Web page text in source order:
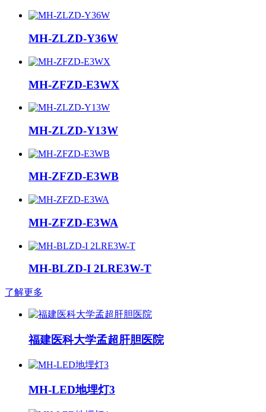
MH-ZLZD-Y36W
MH-ZFZD-E3WX
MH-ZLZD-Y13W
MH-ZFZD-E3WB
MH-ZFZD-E3WA
MH-BLZD-I 2LRE3W-T
了解更多
福建医科大学孟超肝胆医院
MH-LED地埋灯3